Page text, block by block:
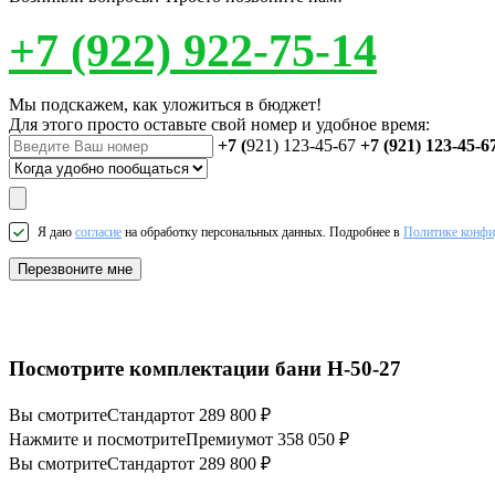
+7 (922) 922-75-14
Мы подскажем, как уложиться в бюджет!
Для этого просто оставьте свой номер и удобное время:
+7 (921) 123-45-67 +7 (921) 123-45-
Я даю согласие на обработку персональных данных. Подробнее в Политике
Перезвоните мне
Посмотрите комплектации бани Н-50-27
Вы смотритеСтандартот 289 800 ₽
Нажмите и посмотритеПремиумот 358 050 ₽
Вы смотритеСтандартот 289 800 ₽